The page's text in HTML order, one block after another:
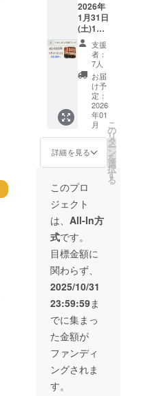
い！
ひ他の
リター
ンも合
わせて
ご検討
くださ
い！
戸線
「西新
宿5丁目
駅」よ
り徒歩2
分)詳細
はリ
ターン
購入者
にメー
ルでご
連絡し
料金に
含まれ
の：ベ
菓子6種
とTinh
ナム茶
11種の
ペアリ
ング ・
本リ
ターン
で提供
する
「ペア
リング
会と選
べる
Tinhの
付き！
●ベトナ
ム菓子
とベト
ナム茶
のペア
リング
会 日
時：
2026年
2月12日
(木)11:0
0(最大2
時間) 場
料理教
com(都
営大江
「西新
宿5丁目
駅」よ
り徒歩2
分)詳細
ターン
購入者
にメー
ルでご
連絡し
ます。
料金に
にて、
ベトナ
ム料理
を日本
料理で
読み解
いた特
別なお
料理
と、
Tinhの
ベトナ
ム茶の
ペアリ
みいた
だけま
す。 ●
コラボ
ランチ
ペアチ
ケット
日時：
2026年
1月31日
(土)11:0
0(最大2
時間) 場
所：て
のしま
(東京都
港区南
青山1丁
2026年
1月31日
(土)13:3
0 「て
のし
ま」コ
ラボラ
ンチ ペ
アチ
ケット
【7組14
名様限
定】 ミ
シュラ
ン1つ星
を獲得
されて
いる
「ての
しま」
にて、
ベトナ
ム料理
を日本
料理で
読み解
いた特
別なお
料理
と、
Tinhの
ベトナ
ム茶の
ペアリ
支援
者：
7人
お届
け予
定：
2026
年01
月
詳細を見る
こ
の
リ
タ
ー
ン
を
選
択
す
る
このプロ
ジェクト
は、 All-In方
式です。
目標金額に
関わらず、
2025/10/31
23:59:59ま
でに集まっ
た金額が
ファンディ
ングされま
す。